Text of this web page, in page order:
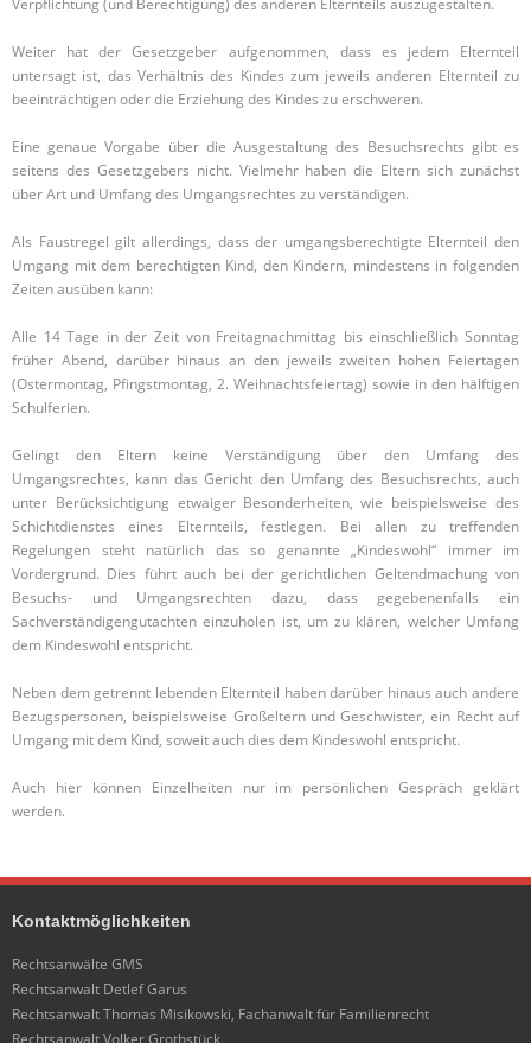
Verpflichtung (und Berechtigung) des anderen Elternteils auszugestalten.
Weiter hat der Gesetzgeber aufgenommen, dass es jedem Elternteil
untersagt ist, das Verhältnis des Kindes zum jeweils anderen Elternteil zu
beeinträchtigen oder die Erziehung des Kindes zu erschweren.
Eine genaue Vorgabe über die Ausgestaltung des Besuchsrechts gibt es
seitens des Gesetzgebers nicht. Vielmehr haben die Eltern sich zunächst
über Art und Umfang des Umgangsrechtes zu verständigen.
Als Faustregel gilt allerdings, dass der umgangsberechtigte Elternteil den
Umgang mit dem berechtigten Kind, den Kindern, mindestens in folgenden
Zeiten ausüben kann:
Alle 14 Tage in der Zeit von Freitagnachmittag bis einschließlich Sonntag
früher Abend, darüber hinaus an den jeweils zweiten hohen Feiertagen
(Ostermontag, Pfingstmontag, 2. Weihnachtsfeiertag) sowie in den hälftigen
Schulferien.
Gelingt den Eltern keine Verständigung über den Umfang des
Umgangsrechtes, kann das Gericht den Umfang des Besuchsrechts, auch
unter Berücksichtigung etwaiger Besonderheiten, wie beispielsweise des
Schichtdienstes eines Elternteils, festlegen. Bei allen zu treffenden
Regelungen steht natürlich das so genannte „Kindeswohl“ immer im
Vordergrund. Dies führt auch bei der gerichtlichen Geltendmachung von
Besuchs- und Umgangsrechten dazu, dass gegebenenfalls ein
Sachverständigengutachten einzuholen ist, um zu klären, welcher Umfang
dem Kindeswohl entspricht.
Neben dem getrennt lebenden Elternteil haben darüber hinaus auch andere
Bezugspersonen, beispielsweise Großeltern und Geschwister, ein Recht auf
Umgang mit dem Kind, soweit auch dies dem Kindeswohl entspricht.
Auch hier können Einzelheiten nur im persönlichen Gespräch geklärt
werden.
Kontaktmöglichkeiten
Rechtsanwälte GMS
Rechtsanwalt Detlef Garus
Rechtsanwalt Thomas Misikowski, Fachanwalt für Familienrecht